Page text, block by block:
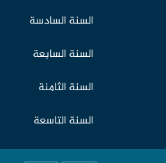
السنة السادسة
السنة السابعة
السنة الثامنة
السنة التاسعة